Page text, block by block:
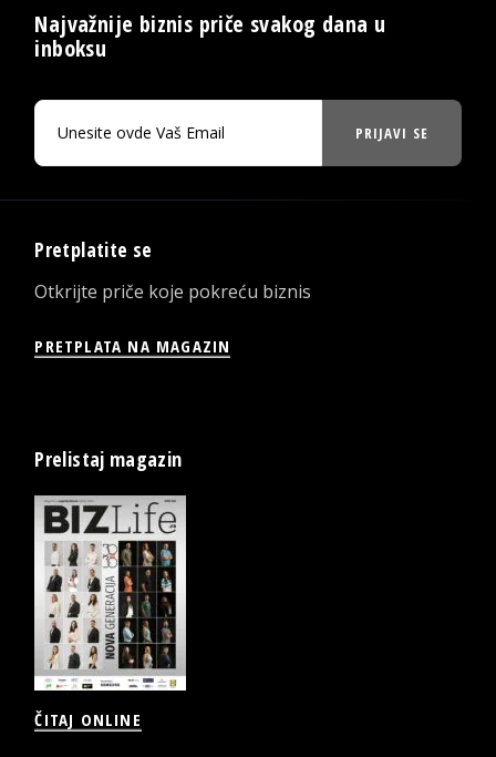
Najvažnije biznis priče svakog dana u
inboksu
PRIJAVI SE
Pretplatite se
Otkrijte priče koje pokreću biznis
PRETPLATA NA MAGAZIN
Prelistaj magazin
ČITAJ ONLINE